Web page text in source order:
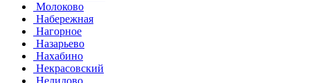
Молоково
Набережная
Нагорное
Назарьево
Нахабино
Некрасовский